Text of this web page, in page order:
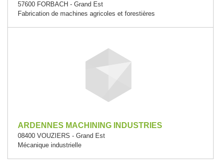
57600 FORBACH - Grand Est
Fabrication de machines agricoles et forestières
ARDENNES MACHINING INDUSTRIES
08400 VOUZIERS - Grand Est
Mécanique industrielle